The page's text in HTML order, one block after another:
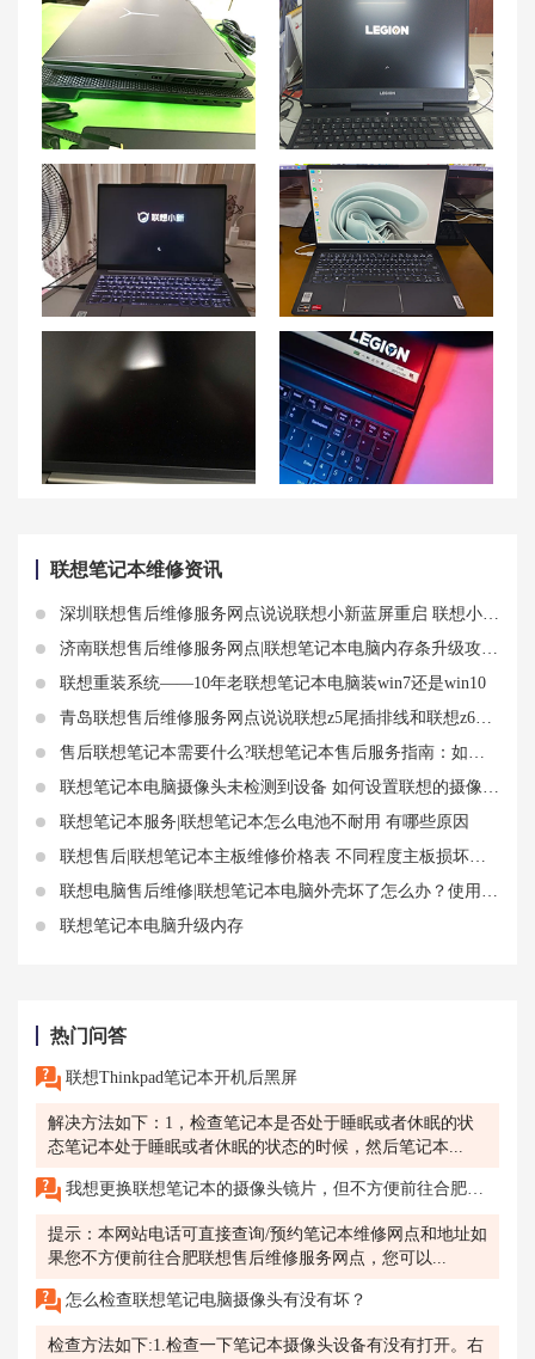
联想拯救者 R9000P充不上电的解决方法 解密联想拯救者Y7000P笔记本开机卡顿问题的解决方法
如何解决联想小新Pro16笔记本电源不稳定的问题？ 联想小新 Air笔记本发热严重，如何解决？
联想笔记本维修资讯
深圳联想售后维修服务网点说说联想小新蓝屏重启 联想小新为什么经常蓝屏
济南联想售后维修服务网点|联想笔记本电脑内存条升级攻略：如何选择合适的内存条，提高电脑性能
联想重装系统——10年老联想笔记本电脑装win7还是win10
青岛联想售后维修服务网点说说联想z5尾插排线和联想z6显示排线知识
售后联想笔记本需要什么?联想笔记本售后服务指南：如何保障你的权益
联想笔记本电脑摄像头未检测到设备 如何设置联想的摄像头功能
联想笔记本服务|联想笔记本怎么电池不耐用 有哪些原因
联想售后|联想笔记本主板维修价格表 不同程度主板损坏价格分享
联想电脑售后维修|联想笔记本电脑外壳坏了怎么办？使用需注意什么？
联想笔记本电脑升级内存
热门问答
联想Thinkpad笔记本开机后黑屏
解决方法如下：1，检查笔记本是否处于睡眠或者休眠的状
态笔记本处于睡眠或者休眠的状态的时候，然后笔记本...
我想更换联想笔记本的摄像头镜片，但不方便前往合肥联想售后维修服务网点。请问是否有其他方式可以进行维修？比如邮寄维修或上门维修？
提示：本网站电话可直接查询/预约笔记本维修网点和地址如
果您不方便前往合肥联想售后维修服务网点，您可以...
怎么检查联想笔记电脑摄像头有没有坏？
检查方法如下:1.检查一下笔记本摄像头设备有没有打开。右